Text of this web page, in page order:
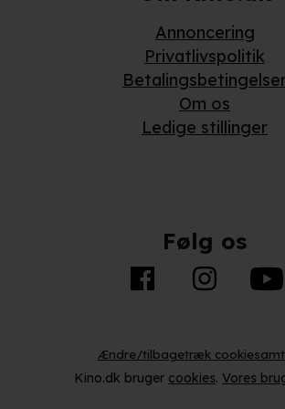
Annoncering
Privatlivspolitik
Om os
Ledige stillinger
Følg os
Ændre/tilbagetræk
Kino.dk bruger cookies. Vores